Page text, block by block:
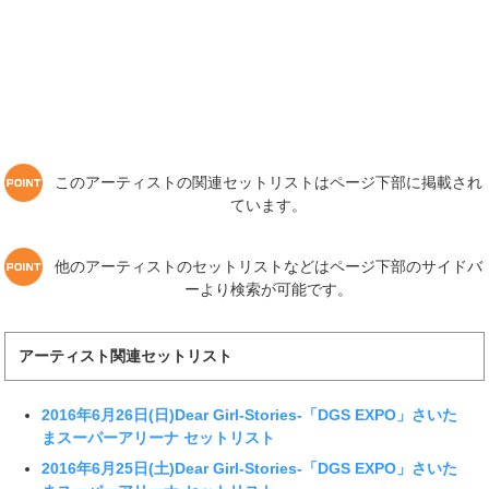
このアーティストの関連セットリストはページ下部に掲載され
ています。
他のアーティストのセットリストなどはページ下部のサイドバ
ーより検索が可能です。
アーティスト関連セットリスト
2016年6月26日(日)Dear Girl-Stories-「DGS EXPO」さいた
まスーパーアリーナ セットリスト
2016年6月25日(土)Dear Girl-Stories-「DGS EXPO」さいた